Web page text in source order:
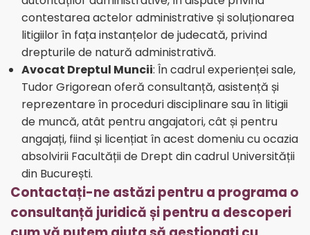
contestarea actelor administrative și soluționarea
litigiilor în fața instanțelor de judecată, privind
drepturile de natură administrativă.
Avocat Dreptul Muncii: În cadrul experienței sale,
Tudor Grigorean oferă consultanță, asistență și
reprezentare în proceduri disciplinare sau în litigii
de muncă, atât pentru angajatori, cât și pentru
angajați, fiind și licențiat în acest domeniu cu ocazia
absolvirii Facultății de Drept din cadrul Universității
din București.
Contactați-ne astăzi pentru a programa o
consultanță juridică și pentru a descoperi